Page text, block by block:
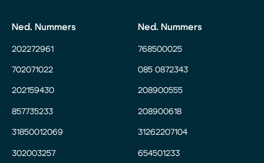
Ned. Nummers
202272961
702071022
202159430
857735233
31850012069
302003257
Ned. Nummers
768500025
085 0872343
208900555
208900618
31262207104
654501233